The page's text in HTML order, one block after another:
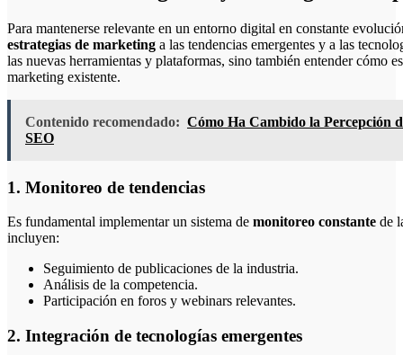
Para mantenerse relevante en un entorno digital en constante
estrategias de marketing a las tendencias emergentes y a las
las nuevas herramientas y plataformas, sino también entender cómo
marketing existente.
Contenido recomendado: Cómo Ha Cambido la Percepción
SEO
1. Monitoreo de tendencias
Es fundamental implementar un sistema de monitoreo constante de
incluyen:
Seguimiento de publicaciones de la industria.
Análisis de la competencia.
Participación en foros y webinars relevantes.
2. Integración de tecnologías emergentes